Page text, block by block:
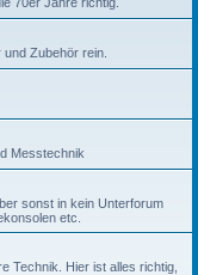
Zubehör rein.
Messtechnik
sonst in kein Unterforum
etc.
Technik. Hier ist alles richtig,